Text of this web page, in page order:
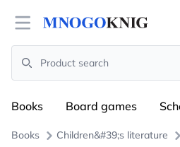
Open menu
Search
Books Board games
Books Children&#39;s literature